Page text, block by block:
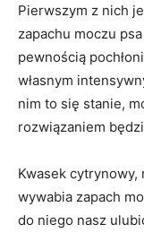
Pierwszym z nich
zapachu moczu
pewnością
własnym
nim to się stanie,
rozwiązaniem
Kwasek
wywabia zapach
do niego nasz